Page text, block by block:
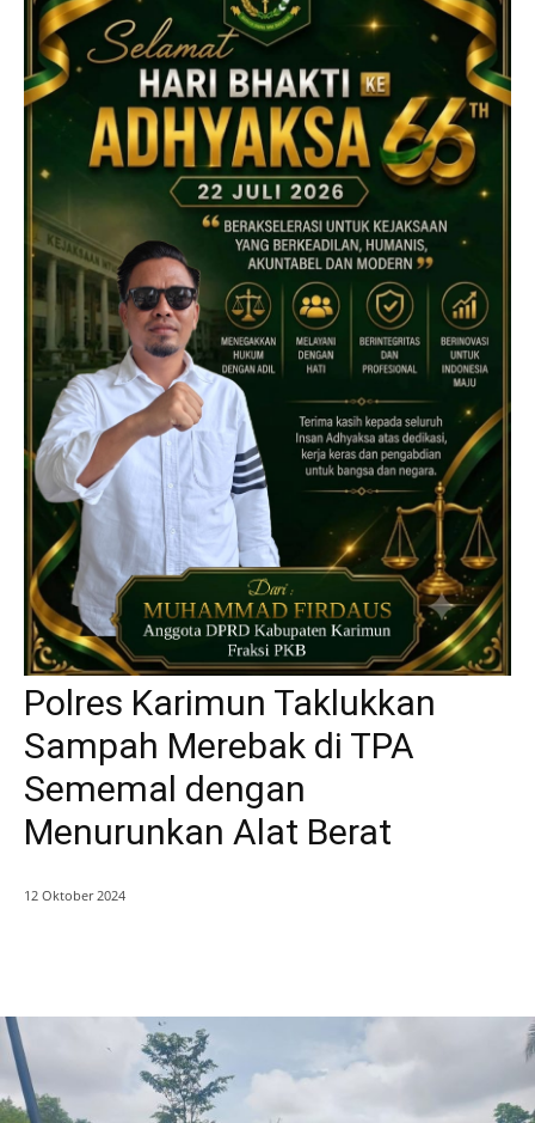
Polres Karimun Taklukkan
Sampah Merebak di TPA
Sememal dengan
Menurunkan Alat Berat
12 Oktober 2024